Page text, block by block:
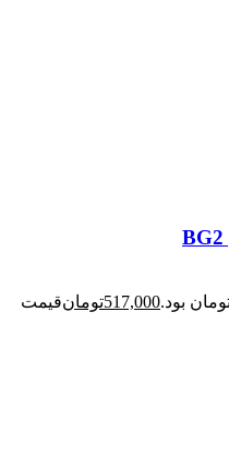
517,000تومانقیمت